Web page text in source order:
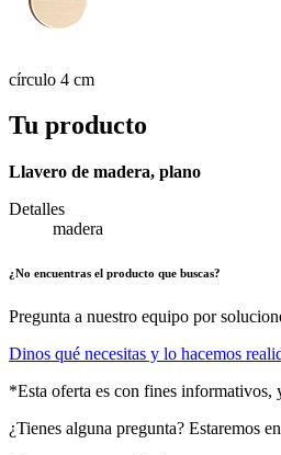
círculo 4 cm
Tu producto
Llavero de madera, plano
Detalles
madera
¿No encuentras el producto que buscas?
Pregunta a nuestro equipo por
Dinos qué necesitas y lo hacemos
*Esta oferta es con fines informativos,
¿Tienes alguna pregunta? Estaremos